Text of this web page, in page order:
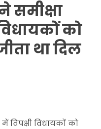
समीक्षा
को
था दिल
विपक्षी विधायकों को